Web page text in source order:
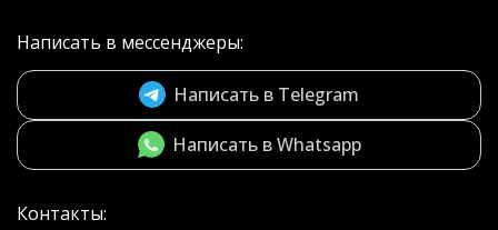
Написать в мессенджеры:
Написать в Telegram
Написать в Whatsapp
Контакты: